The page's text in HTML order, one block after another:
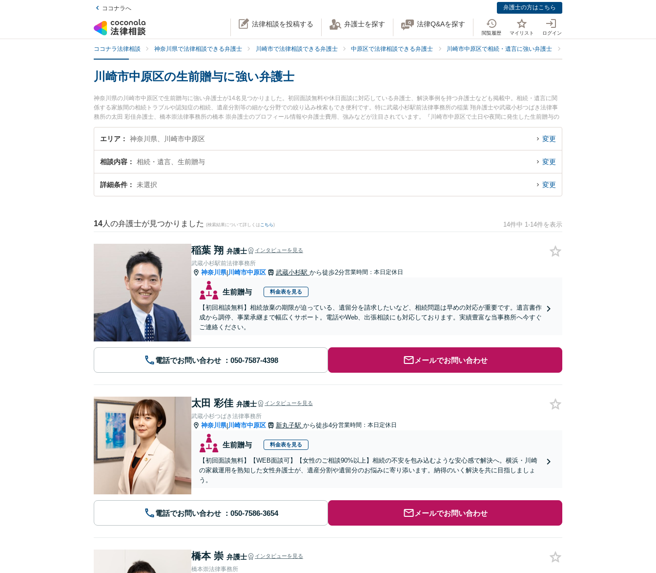
ココナラへ 弁護士の方はこちら
法律相談を投稿する 弁護士を探す 法律Q&Aを探す
閲覧履歴 マイリスト ログイン
ココナラ法律相談 神奈川県で法律相談できる弁護士 川崎市で法律相談できる弁護士 中原区で法律相談できる弁護士 川崎市中原区で相続・遺言に強い弁護士
川崎市中原区の生前贈与に強い弁護士
神奈川県の川崎市中原区で生前贈与に強い弁護士が14名見つかりました。初回面談無料や休日面談に対応している弁護士、解決事例を持つ弁護士なども掲載中。相続・遺言に関
係する家族間の相続トラブルや認知症の相続、遺産分割等の細かな分野での絞り込み検索もでき便利です。特に武蔵小杉駅前法律事務所の稲葉 翔弁護士や武蔵小杉つばき法律事
務所の太田 彩佳弁護士、橋本崇法律事務所の橋本 崇弁護士のプロフィール情報や弁護士費用、強みなどが注目されています。『川崎市中原区で土日や夜間に発生した生前贈与の
トラブルを今すぐに弁護士に相談したい』『生前贈与のトラブル解決の実績豊富な近くの弁護士を検索したい』『初回相談無料で生前贈与を法律相談できる川崎市中原区内の弁護
士に相談予約したい』などでお困りの相談者さんにおすすめです。
エリア 神奈川県、川崎市中原区 変更
相談内容 相続・遺言、生前贈与 変更
詳細条件 未選択 変更
14 人の弁護士が見つかりました (検索結果について詳しくは こちら) 14件中 1-14件を表示
稲葉 翔 弁護士 インタビューを見る
武蔵小杉駅前法律事務所
神奈川県|川崎市中原区 武蔵小杉駅 から徒歩2分営業時間：本日定休日
生前贈与 料金表を見る
【初回相談無料】相続放棄の期限が迫っている、遺留分を請求したいなど、相続問題は早めの対応が重要です。遺言書作
成から調停、事業承継まで幅広くサポート。電話やWeb、出張相談にも対応しております。実績豊富な当事務所へ今すぐ
ご連絡ください。
電話でお問い合わせ メールでお問い合わせ
太田 彩佳 弁護士 インタビューを見る
武蔵小杉つばき法律事務所
神奈川県|川崎市中原区 新丸子駅 から徒歩4分営業時間：本日定休日
生前贈与 料金表を見る
【初回面談無料】【WEB面談可】【女性のご相談90%以上】相続の不安を包み込むような安心感で解決へ。横浜・川崎
の家裁運用を熟知した女性弁護士が、遺産分割や遺留分のお悩みに寄り添います。納得のいく解決を共に目指しましょ
う。
電話でお問い合わせ メールでお問い合わせ
橋本 崇 弁護士 インタビューを見る
橋本崇法律事務所